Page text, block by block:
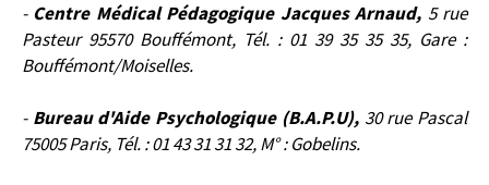
- Centre Médical Pédagogique Jacques Arnaud, 5 rue
Pasteur 95570 Bouffémont, Tél. : 01 39 35 35 35, Gare :
Bouffémont/Moiselles.
- Bureau d'Aide Psychologique (B.A.P.U),30 rue Pascal
75005 Paris, Tél. : 01 43 31 31 32, M° : Gobelins.